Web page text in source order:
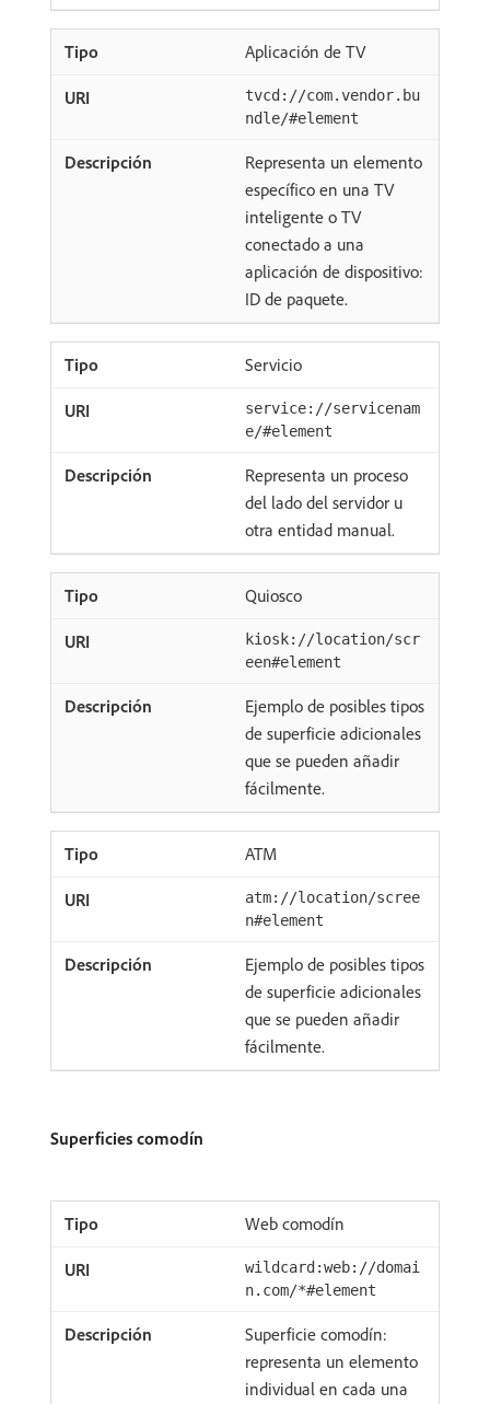
Aplicación de TV
tvcd://com.vendor.bu
ndle/#element
Representa un elemento
específico en una TV
inteligente o TV
conectado a una
aplicación de dispositivo:
ID de paquete.
Servicio
service://servicenam
e/#element
Representa un proceso
del lado del servidor u
otra entidad manual.
Quiosco
kiosk://location/scr
een#element
Ejemplo de posibles tipos
de superficie adicionales
que se pueden añadir
fácilmente.
ATM
atm://location/scree
n#element
Ejemplo de posibles tipos
de superficie adicionales
que se pueden añadir
fácilmente.
Superficies comodín
Web comodín
wildcard:web://domai
n.com/*#element
Superficie comodín:
representa un elemento
individual en cada una